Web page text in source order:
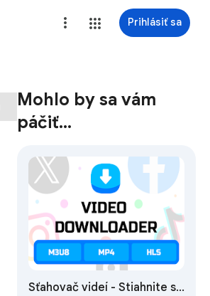
Prihlásiť sa
Mohlo by sa vám
páčiť…
Sťahovač videí - Stiahnite si